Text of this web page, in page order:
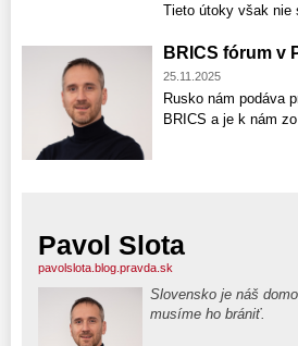
Tieto útoky však nie
BRICS fórum v
25.11.2025
Rusko nám podáva
BRICS a je k nám
Pavol Slota
pavolslota.blog.pravda.sk
Slovensko je náš
musíme ho brániť.